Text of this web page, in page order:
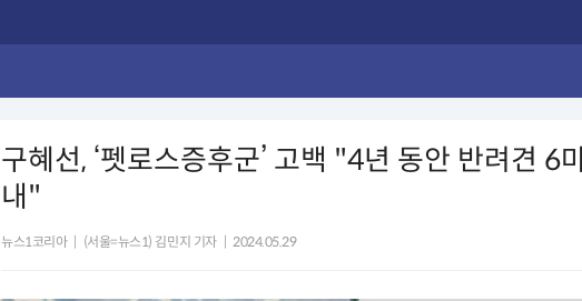
구혜선, ‘펫로스증후군’ 고백 "4년 동안 반려견 6
내"
뉴스1코리아 (서울=뉴스1) 김민지 기자 2024.05.29